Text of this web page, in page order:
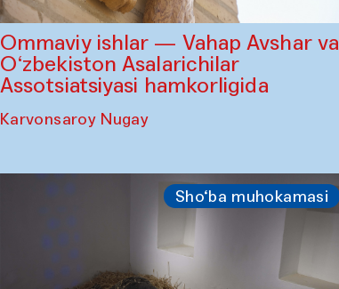
Ommaviy ishlar — Vahap Avshar va
O‘zbekiston Asalarichilar
Assotsiatsiyasi hamkorligida
Karvonsaroy Nugay
Sho‘ba muhokamasi